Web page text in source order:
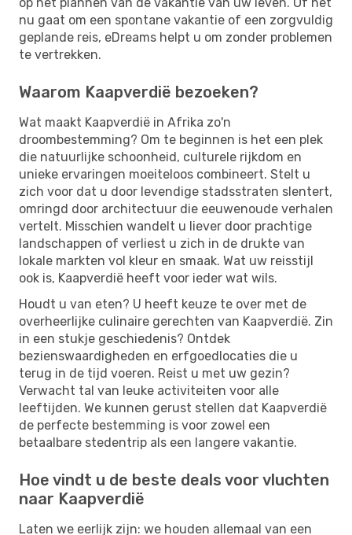
nu gaat om een ​​spontane vakantie of een zorgvuldig
geplande reis, eDreams helpt u om zonder problemen
te vertrekken.
Waarom Kaapverdië bezoeken?
Wat maakt Kaapverdië in Afrika zo'n
droombestemming? Om te beginnen is het een plek
die natuurlijke schoonheid, culturele rijkdom en
unieke ervaringen moeiteloos combineert. Stelt u
zich voor dat u door levendige stadsstraten slentert,
omringd door architectuur die eeuwenoude verhalen
vertelt. Misschien wandelt u liever door prachtige
landschappen of verliest u zich in de drukte van
lokale markten vol kleur en smaak. Wat uw reisstijl
ook is, Kaapverdië heeft voor ieder wat wils.
Houdt u van eten? U heeft keuze te over met de
overheerlijke culinaire gerechten van Kaapverdië. Zin
in een stukje geschiedenis? Ontdek
bezienswaardigheden en erfgoedlocaties die u
terug in de tijd voeren. Reist u met uw gezin?
Verwacht tal van leuke activiteiten voor alle
leeftijden. We kunnen gerust stellen dat Kaapverdië
de perfecte bestemming is voor zowel een
betaalbare stedentrip als een langere vakantie.
Hoe vindt u de beste deals voor vluchten
naar Kaapverdië
Laten we eerlijk zijn: we houden allemaal van een